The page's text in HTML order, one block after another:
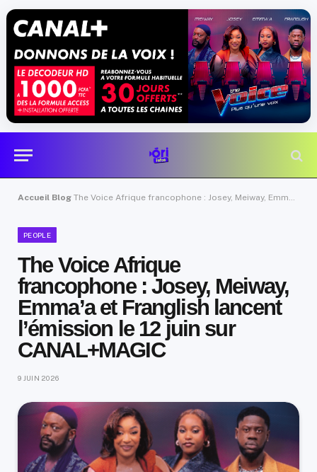
Accueil Blog The Voice Afrique francophone : Josey, Meiway, Emma’a et Franglish lancent l’émission le 12 juin sur CANAL+MAGIC
PEOPLE
The Voice Afrique
francophone : Josey, Meiway,
Emma’a et Franglish lancent
l’émission le 12 juin sur
CANAL+MAGIC
9 JUIN 2026